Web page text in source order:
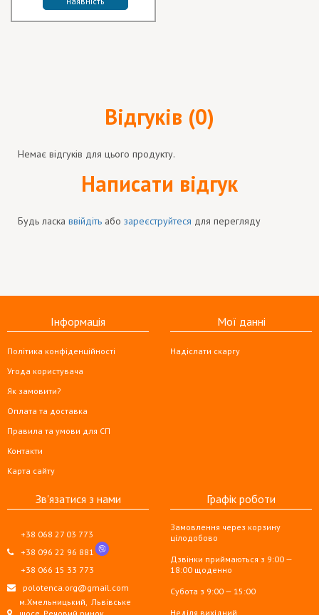
Відгуків (0)
Немає відгуків для цього продукту.
Написати відгук
Будь ласка ввійдіть або зареєструйтеся для перегляду
Інформація
Політика конфіденційності
Угода користувача
Як замовити?
Оплата та доставка
Правила та умови для СП
Контакти
Карта сайту
Мої данні
Надіслати скаргу
Зв'язатися з нами
+38 068 27 03 773
+38 096 22 96 881
+38 066 15 33 773
polotenca.org@gmail.com
м.Хмельницький, Львівське
Графік роботи
Замовлення через корзину
цілодобово
Дзвінки приймаються з 9:00 —
18:00 щоденно
Субота з 9:00 — 15:00
Неділя вихідний